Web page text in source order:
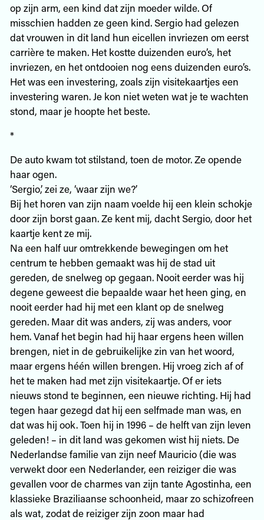
op zijn arm, een kind dat zijn moeder wilde. Of
misschien hadden ze geen kind. Sergio had gelezen
dat vrouwen in dit land hun eicellen invriezen om eerst
carrière te maken. Het kostte duizenden euro’s, het
invriezen, en het ontdooien nog eens duizenden euro’s.
Het was een investering, zoals zijn visitekaartjes een
investering waren. Je kon niet weten wat je te wachten
stond, maar je hoopte het beste.
*
De auto kwam tot stilstand, toen de motor. Ze opende
haar ogen.
‘Sergio,’ zei ze, ‘waar zijn we?’
Bij het horen van zijn naam voelde hij een klein schokje
door zijn borst gaan. Ze kent mij, dacht Sergio, door het
kaartje kent ze mij.
Na een half uur omtrekkende bewegingen om het
centrum te hebben gemaakt was hij de stad uit
gereden, de snelweg op gegaan. Nooit eerder was hij
degene geweest die bepaalde waar het heen ging, en
nooit eerder had hij met een klant op de snelweg
gereden. Maar dit was anders, zij was anders, voor
hem. Vanaf het begin had hij haar ergens heen willen
brengen, niet in de gebruikelijke zin van het woord,
maar ergens héén willen brengen. Hij vroeg zich af of
het te maken had met zijn visitekaartje. Of er iets
nieuws stond te beginnen, een nieuwe richting. Hij had
tegen haar gezegd dat hij een selfmade man was, en
dat was hij ook. Toen hij in 1996 – de helft van zijn leven
geleden! – in dit land was gekomen wist hij niets. De
Nederlandse familie van zijn neef Mauricio (die was
verwekt door een Nederlander, een reiziger die was
gevallen voor de charmes van zijn tante Agostinha, een
klassieke Braziliaanse schoonheid, maar zo schizofreen
als wat, zodat de reiziger zijn zoon maar had